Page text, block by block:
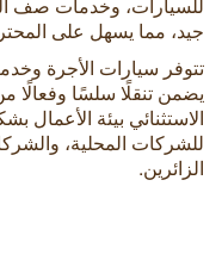
جيد، مما يسهل على
تتوفر سيارات الأجرة
يضمن تنقلًا سلسًا وفعالًا
الاستثنائي بيئة
للشركات المحلية،
الزائرين.